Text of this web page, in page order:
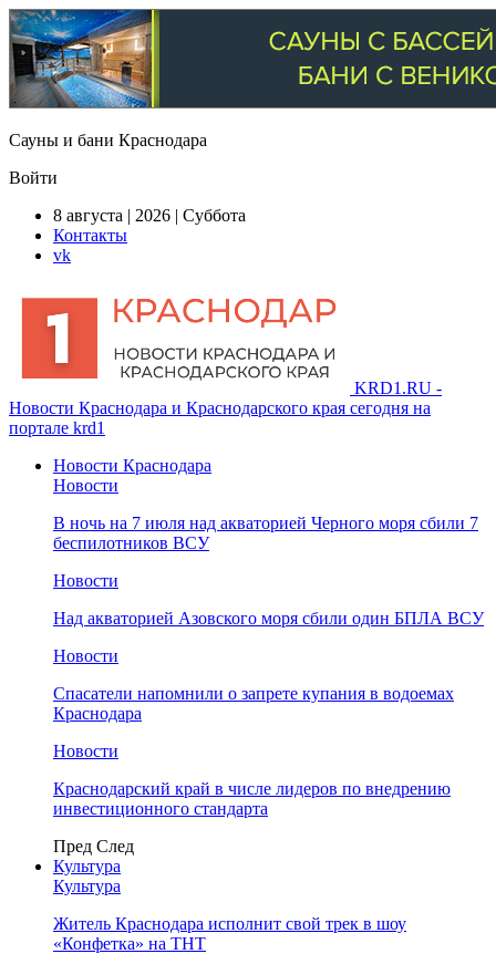
Сауны и бани Краснодара
Войти
8 августа | 2026 | Суббота
Контакты
vk
KRD1.RU -
Новости Краснодара и Краснодарского края сегодня на
портале krd1
Новости Краснодара
Новости
В ночь на 7 июля над акваторией Черного моря сбили 7
беспилотников ВСУ
Новости
Над акваторией Азовского моря сбили один БПЛА ВСУ
Новости
Спасатели напомнили о запрете купания в водоемах
Краснодара
Новости
Краснодарский край в числе лидеров по внедрению
инвестиционного стандарта
Пред След
Культура
Культура
Житель Краснодара исполнит свой трек в шоу
«Конфетка» на ТНТ